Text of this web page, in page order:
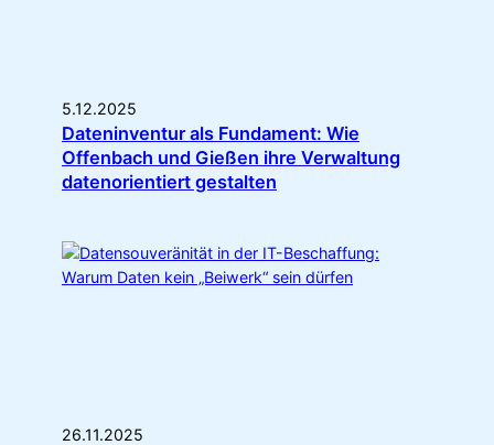
5.12.2025
Dateninventur als Fundament: Wie
Offenbach und Gießen ihre Verwaltung
datenorientiert gestalten
26.11.2025